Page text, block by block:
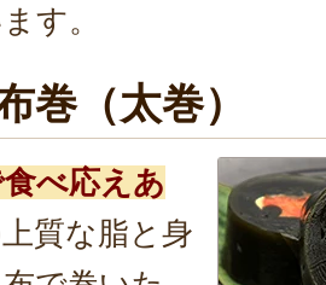
す。
巻（太巻）
べ応えあ
質な脂と身